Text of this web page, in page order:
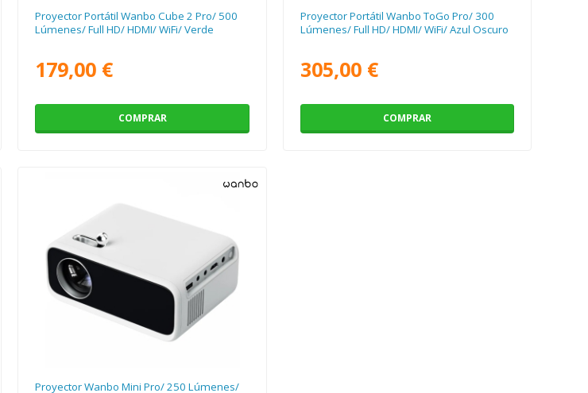
Proyector Portátil Wanbo Cube 2 Pro/ 500
Lúmenes/ Full HD/ HDMI/ WiFi/ Verde
179,00 €
COMPRAR
Proyector Portátil Wanbo ToGo Pro/ 300
Lúmenes/ Full HD/ HDMI/ WiFi/ Azul Oscuro
305,00 €
COMPRAR
Proyector Wanbo Mini Pro/ 250 Lúmenes/